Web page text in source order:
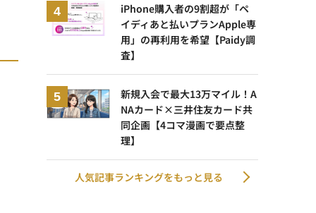
iPhone購入者の9割超が「ペ
イディあと払いプランApple専
用」の再利用を希望【Paidy調
査】
新規入会で最大13万マイル！A
NAカード×三井住友カード共
同企画【4コマ漫画で要点整
理】
人気記事ランキングをもっと見る